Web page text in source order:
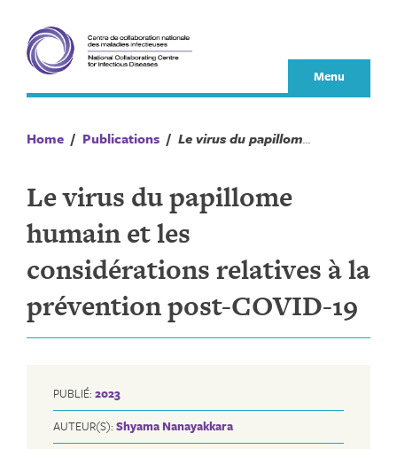
content
Menu
Home / Publications / Le virus du papillome humain et les considérations relatives à la prévention post-COVID-19
Le virus du papillome
humain et les
considérations relatives à la
prévention post-COVID-19
PUBLIÉ: 2023
AUTEUR(S): Shyama Nanayakkara